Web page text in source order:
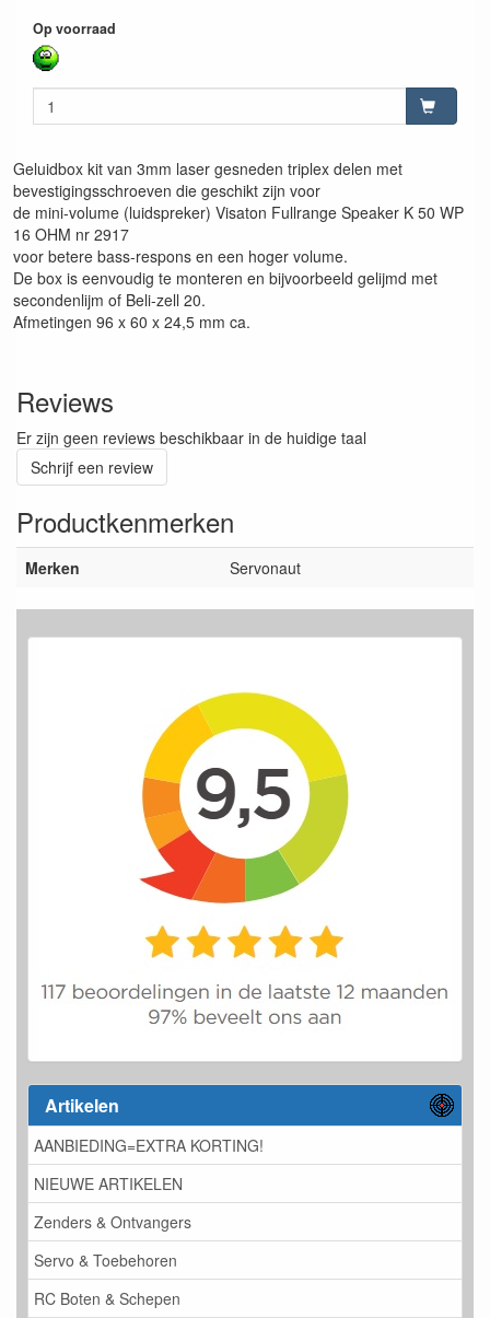
Artikelen
AANBIEDING=EXTRA KORTING!
NIEUWE ARTIKELEN
Zenders & Ontvangers
Servo & Toebehoren
RC Boten & Schepen
Op voorraad
Geluidbox kit van 3mm laser gesneden triplex delen met
bevestigingsschroeven die geschikt zijn voor
de mini-volume (luidspreker) Visaton Fullrange Speaker K 50 WP
16 OHM nr 2917
voor betere bass-respons en een hoger volume.
De box is eenvoudig te monteren en bijvoorbeeld gelijmd met
secondenlijm of Beli-zell 20.
Afmetingen 96 x 60 x 24,5 mm ca.
Reviews
Er zijn geen reviews beschikbaar in de huidige taal
Schrijf een review
Productkenmerken
Merken Servonaut